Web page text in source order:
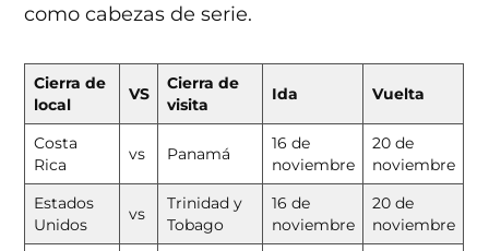
como cabezas de serie.
Cierra de
local
VS
Cierra de
visita
Ida Vuelta
Costa
Rica
vs Panamá
16 de
noviembre
20 de
noviembre
Estados
Unidos
vs
Trinidad y
Tobago
16 de
noviembre
20 de
noviembre